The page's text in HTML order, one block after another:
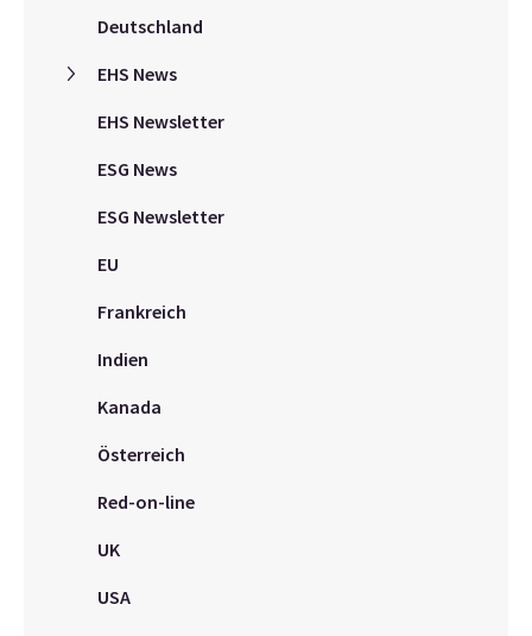
Deutschland
EHS News
EHS Newsletter
ESG News
ESG Newsletter
EU
Frankreich
Indien
Kanada
Österreich
Red-on-line
UK
USA